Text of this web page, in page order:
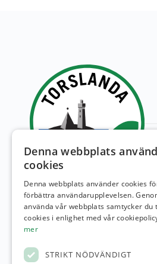
Torslanda GK
Banan, med sin havsnära
Denna webbplats
cookies
Denna webbplats använder cookies
förbättra användarupplevelsen.
använda vår webbplats samtycker du
cookies i enlighet med vår
mer
STRIKT NÖDVÄNDIGT